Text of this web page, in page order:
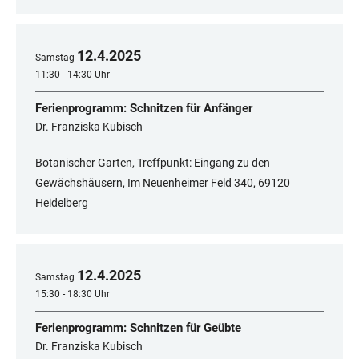
Samstag 12.4.2025
11:30 - 14:30 Uhr
Ferienprogramm: Schnitzen für Anfänger
Dr. Franziska Kubisch
Botanischer Garten, Treffpunkt: Eingang zu den
Gewächshäusern, Im Neuenheimer Feld 340, 69120
Heidelberg
Samstag 12.4.2025
15:30 - 18:30 Uhr
Ferienprogramm: Schnitzen für Geübte
Dr. Franziska Kubisch